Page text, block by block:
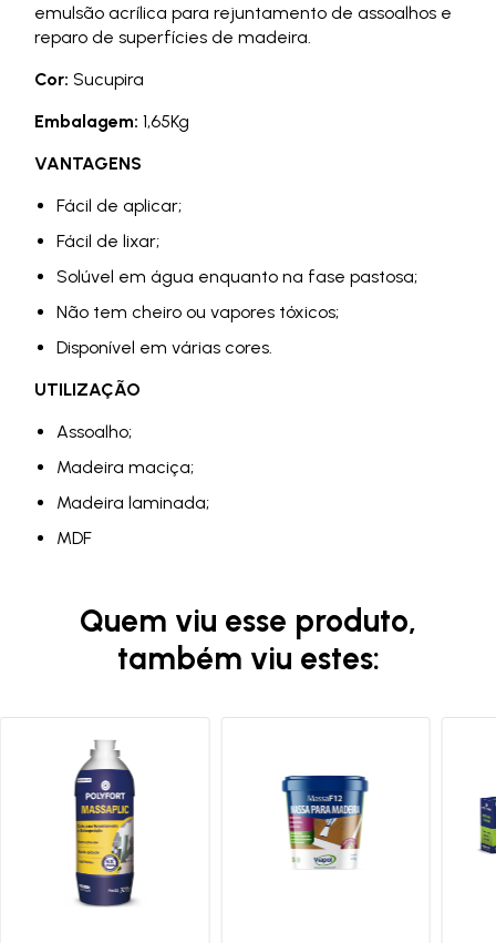
emulsão acrílica para rejuntamento de assoalhos e
reparo de superfícies de madeira.
Cor: Sucupira
Embalagem: 1,65Kg
VANTAGENS
Fácil de aplicar;
Fácil de lixar;
Solúvel em água enquanto na fase pastosa;
Não tem cheiro ou vapores tóxicos;
Disponível em várias cores.
UTILIZAÇÃO
Assoalho;
Madeira maciça;
Madeira laminada;
MDF
Quem viu esse produto,
também viu estes: